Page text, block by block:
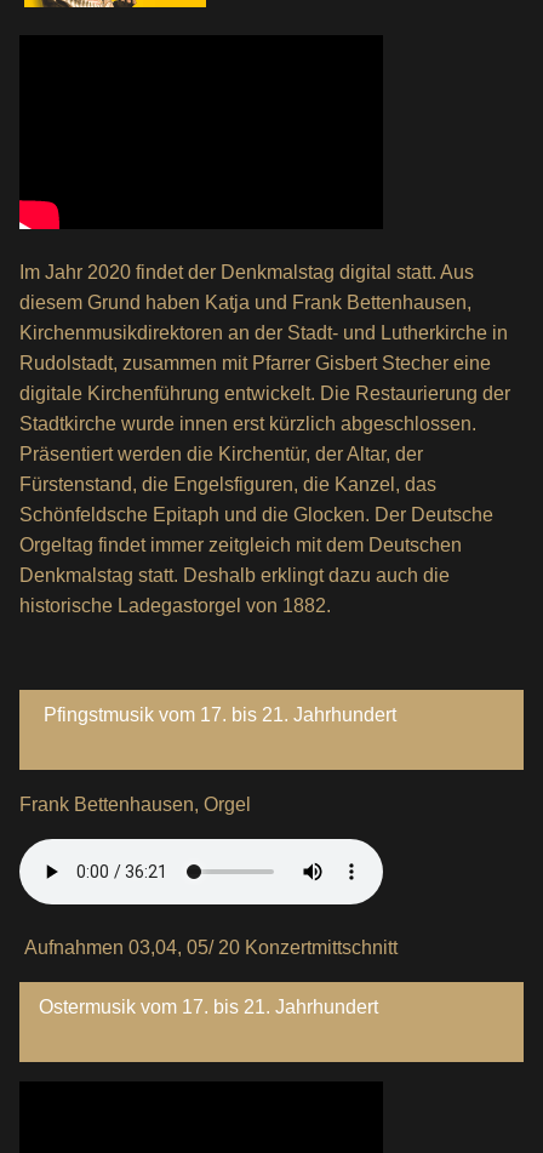
Im Jahr 2020 findet der Denkmalstag digital statt. Aus
diesem Grund haben Katja und Frank Bettenhausen,
Kirchenmusikdirektoren an der Stadt- und Lutherkirche in
Rudolstadt, zusammen mit Pfarrer Gisbert Stecher eine
digitale Kirchenführung entwickelt. Die Restaurierung der
Stadtkirche wurde innen erst kürzlich abgeschlossen.
Präsentiert werden die Kirchentür, der Altar, der
Fürstenstand, die Engelsfiguren, die Kanzel, das
Schönfeldsche Epitaph und die Glocken. Der Deutsche
Orgeltag findet immer zeitgleich mit dem Deutschen
Denkmalstag statt. Deshalb erklingt dazu auch die
historische Ladegastorgel von 1882.
Pfingstmusik vom 17. bis 21. Jahrhundert
Frank Bettenhausen, Orgel
Aufnahmen 03,04, 05/ 20 Konzertmittschnitt
Ostermusik vom 17. bis 21. Jahrhundert